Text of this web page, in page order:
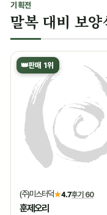
기획전
말복 대비 보
👑판매 1위
(주)미스터덕★4.7후기 60
훈제오리